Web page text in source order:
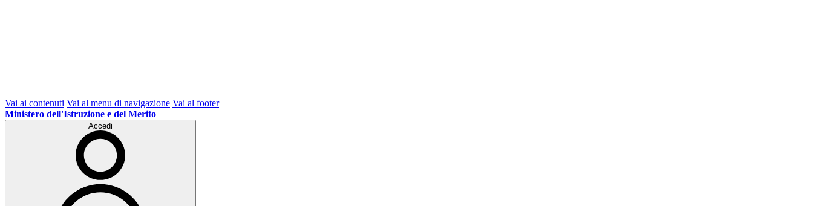
Vai ai contenuti Vai al menu di navigazione Vai al footer
Ministero dell'Istruzione e del Merito
Accedi